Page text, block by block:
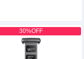
30%OFF